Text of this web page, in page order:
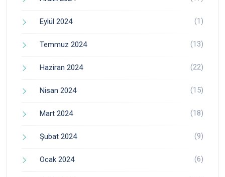
Eylül 2024 (1)
Temmuz 2024 (13)
Haziran 2024 (22)
Nisan 2024 (15)
Mart 2024 (18)
Şubat 2024 (9)
Ocak 2024 (6)